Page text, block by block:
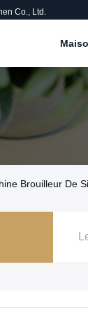
Co., Ltd.
Brouilleur De
de signal